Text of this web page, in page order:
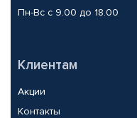
Пн-Вс с 9.00 до 18.00
Клиентам
Акции
Контакты